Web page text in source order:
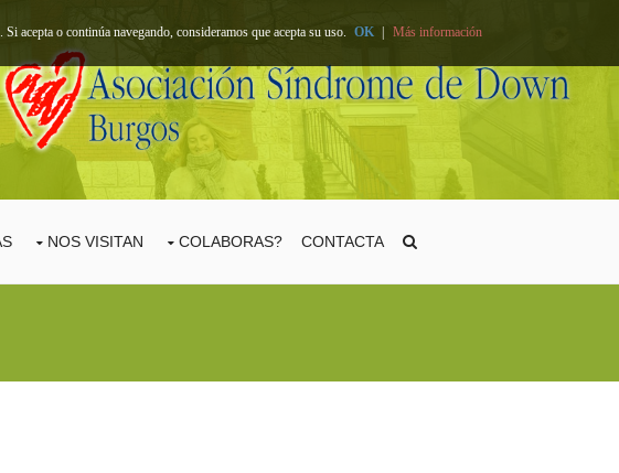
NOS VISITAN COLABORAS? CONTACTA
acepta o continúa navegando, consideramos que acepta su uso. OK Más información